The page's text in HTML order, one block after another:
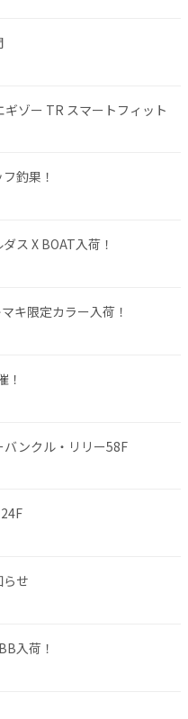
ゾー TR スマートフィット
釣果！
ス X BOAT入荷！
キ限定カラー入荷！
！
ンクル・リリー58F
せ
入荷！